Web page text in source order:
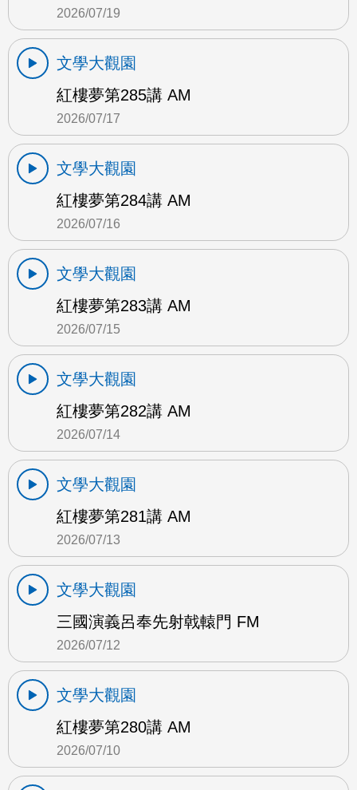
2026/07/19
文學大觀園
紅樓夢第285講 AM
2026/07/17
文學大觀園
紅樓夢第284講 AM
2026/07/16
文學大觀園
紅樓夢第283講 AM
2026/07/15
文學大觀園
紅樓夢第282講 AM
2026/07/14
文學大觀園
紅樓夢第281講 AM
2026/07/13
文學大觀園
三國演義呂奉先射戟轅門 FM
2026/07/12
文學大觀園
紅樓夢第280講 AM
2026/07/10